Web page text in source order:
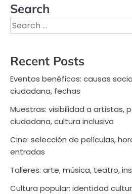
Search
Search
for:
Recent Posts
Eventos benéficos: causas
ciudadana, fechas
Muestras: visibilidad a artistas,
ciudadana, cultura inclusiva
Cine: selección de películas,
entradas
Talleres: arte, música, teatro,
Cultura popular: identidad